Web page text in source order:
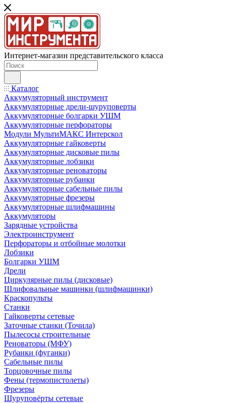
Интернет-магазин представительского класса
Каталог
Аккумуляторный инструмент
Аккумуляторные дрели-шуруповерты
Аккумуляторные болгарки УШМ
Аккумуляторные перфораторы
Модули МультиМАКС Интерскол
Аккумуляторные гайковерты
Аккумуляторные дисковые пилы
Аккумуляторные лобзики
Аккумуляторные реноваторы
Аккумуляторные рубанки
Аккумуляторные сабельные пилы
Аккумуляторные фрезеры
Аккумуляторные шлифмашины
Аккумуляторы
Зарядные устройства
Электроинструмент
Перфораторы и отбойные молотки
Лобзики
Болгарки УШМ
Дрели
Циркулярные пилы (дисковые)
Шлифовальные машинки (шлифмашинки)
Краскопульты
Станки
Гайковерты сетевые
Заточные станки (Точила)
Пылесосы строительные
Реноваторы (МФУ)
Рубанки (фуганки)
Сабельные пилы
Торцовочные пилы
Фены (термопистолеты)
Фрезеры
Шуруповёрты сетевые